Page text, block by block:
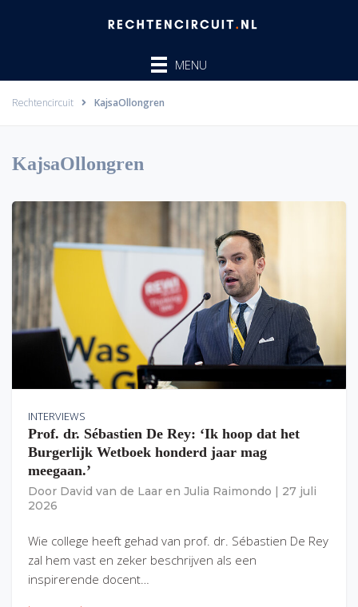
MENU
Rechtencircuit KajsaOllongren
KajsaOllongren
INTERVIEWS
Prof. dr. Sébastien De Rey: ‘Ik hoop dat het
Burgerlijk Wetboek honderd jaar mag
meegaan.’
Door David van de Laar en Julia Raimondo
27 juli
2026
Wie college heeft gehad van prof. dr. Sébastien De Rey
zal hem vast en zeker beschrijven als een
inspirerende docent…